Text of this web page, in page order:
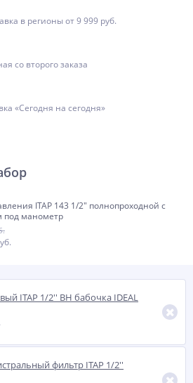
в регионы от 9 999 руб.
со второго заказа
«Сегодня на сегодня»
ITAP 143 1/2" полнопроходной с
под манометр
ITAP 1/2'' ВН бабочка IDEAL
фильтр ITAP 1/2''